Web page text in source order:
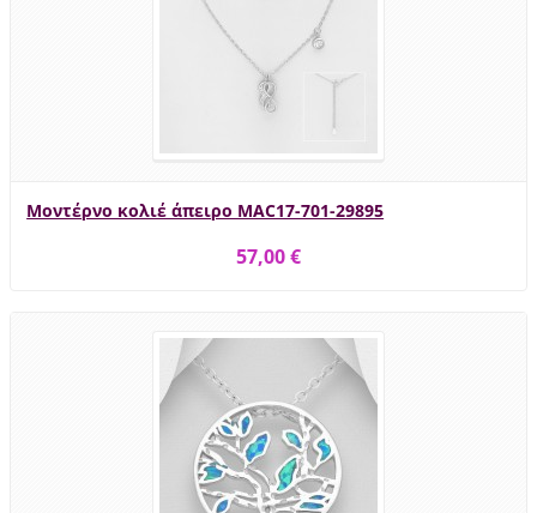
Μοντέρνο κολιέ άπειρο MAC17-701-29895
57,00 €